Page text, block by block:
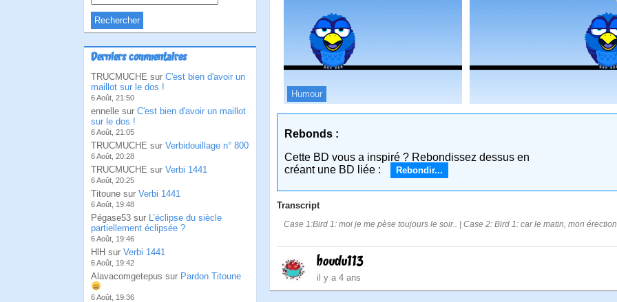
Derniers commentaires
TRUCMUCHE sur C'est bien d'avoir un
maillot sur le dos !
6 Août, 21:50
ennelle sur C'est bien d'avoir un maillot
sur le dos !
6 Août, 21:05
TRUCMUCHE sur Verbidouillage n° 800
6 Août, 20:28
TRUCMUCHE sur Verbi 1441
6 Août, 20:25
Titoune sur Verbi 1441
6 Août, 19:48
Pégase53 sur L’éclipse du siècle
partiellement éclipsée ?
6 Août, 19:46
HlH sur Verbi 1441
6 Août, 19:42
Alavacomgetepus sur Pardon Titoune
6 Août, 19:36
Humour
Rebonds :
Cette BD vous a inspiré ? Rebondissez dessus en
créant une BD liée :
Rebondir...
Transcript
Case 1:Bird 1: moi je me pèse toujours le soir.. | Case 2: Bird 1: car le matin, mon
boudu113
il y a 4 ans